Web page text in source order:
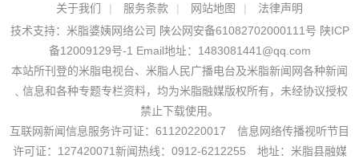
关于我们 | 服务条款 | 网站地图 |
法律声明
技术支持： 米脂婆姨网络公司 陕公网安备61082702000111号 陕ICP
备12009129号-1 Email地址： 1483081441@qq.com
本站所刊登的米脂电视台、米脂人民广播电台及米脂新闻网各种新闻
﹑信息和各种专题专栏资料，均为米脂融媒版权所有，未经协议授权
禁止下载使用。
互联网新闻信息服务许可证：61120220017 信息网络传播视听节目
许可证：127420071新闻热线：0912-6212255 地址：米脂县融媒